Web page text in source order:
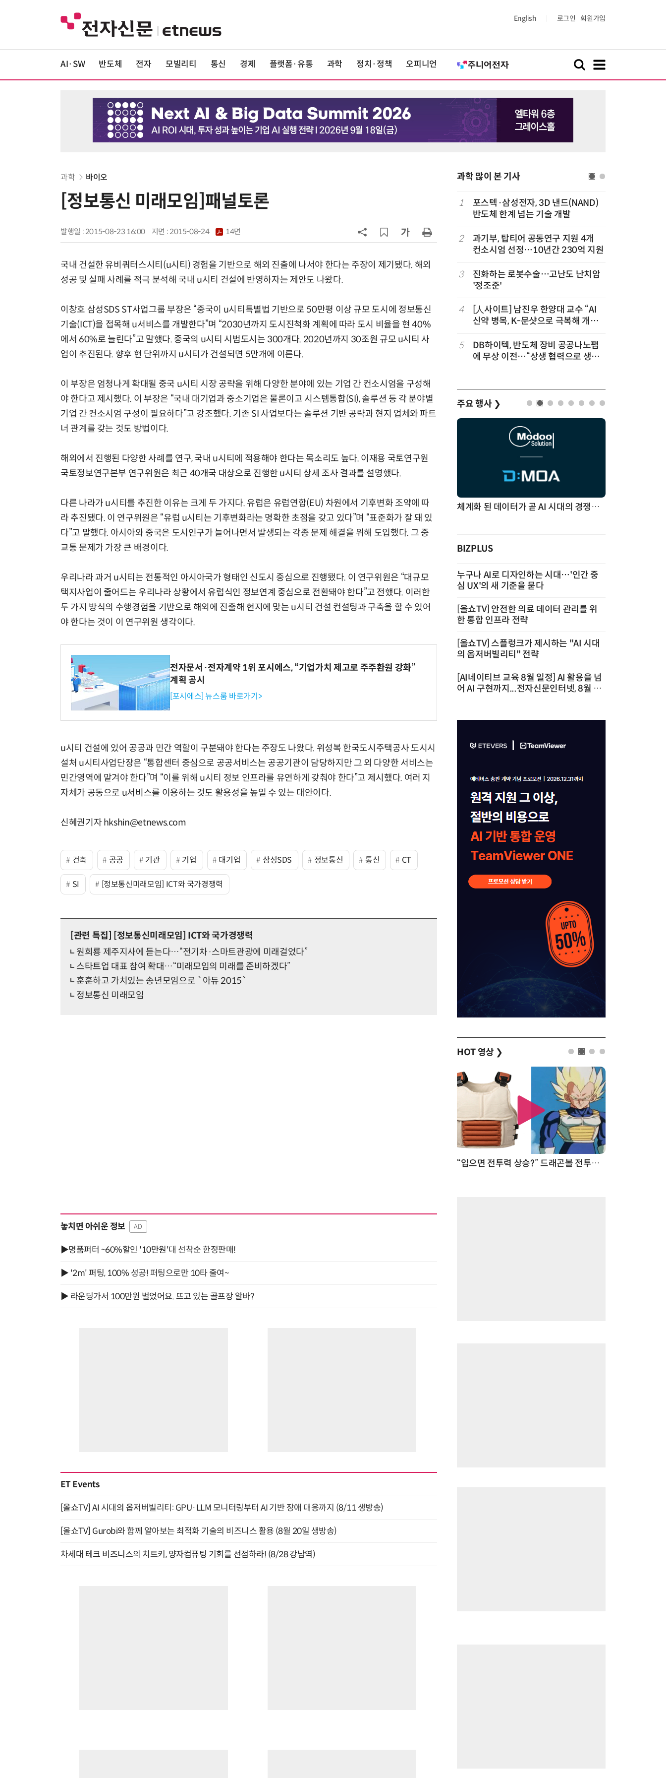
English 로그인 회원가입
AI·SW 반도체 전자 모빌리티 통신 경제 플랫폼·유통 과학 정치·정책 오피니언
과학 바이오
[정보통신 미래모임]패널토론
발행일 : 2015-08-23 16:00 지면 :2015-08-24 14면
국내 건설한 유비쿼터스시티(u시티) 경험을 기반으로 해외 진출에 나서야 한다는 주장이 제기됐다. 해외
성공 및 실패 사례를 적극 분석해 국내 u시티 건설에 반영하자는 제안도 나왔다.
이창호 삼성SDS ST사업그룹 부장은 “중국이 u시티특별법 기반으로 50만평 이상 규모 도시에 정보통신
기술(ICT)을 접목해 u서비스를 개발한다”며 “2030년까지 도시진척화 계획에 따라 도시 비율을 현 40%
에서 60%로 늘린다”고 말했다. 중국의 u시티 시범도시는 300개다. 2020년까지 30조원 규모 u시티 사
업이 추진된다. 향후 현 단위까지 u시티가 건설되면 5만개에 이른다.
이 부장은 엄청나게 확대될 중국 u시티 시장 공략을 위해 다양한 분야에 있는 기업 간 컨소시엄을 구성해
야 한다고 제시했다. 이 부장은 “국내 대기업과 중소기업은 물론이고 시스템통합(SI), 솔루션 등 각 분야별
기업 간 컨소시엄 구성이 필요하다”고 강조했다. 기존 SI 사업보다는 솔루션 기반 공략과 현지 업체와 파트
너 관계를 갖는 것도 방법이다.
해외에서 진행된 다양한 사례를 연구, 국내 u시티에 적용해야 한다는 목소리도 높다. 이재용 국토연구원
국토정보연구본부 연구위원은 최근 40개국 대상으로 진행한 u시티 상세 조사 결과를 설명했다.
다른 나라가 u시티를 추진한 이유는 크게 두 가지다. 유럽은 유럽연합(EU) 차원에서 기후변화 조약에 따
라 추진됐다. 이 연구위원은 “유럽 u시티는 기후변화라는 명확한 초점을 갖고 있다”며 “표준화가 잘 돼 있
다”고 말했다. 아시아와 중국은 도시인구가 늘어나면서 발생되는 각종 문제 해결을 위해 도입했다. 그 중
교통 문제가 가장 큰 배경이다.
우리나라 과거 u시티는 전통적인 아시아국가 형태인 신도시 중심으로 진행됐다. 이 연구위원은 “대규모
택지사업이 줄어드는 우리나라 상황에서 유럽식인 정보연계 중심으로 전환돼야 한다”고 전했다. 이러한
두 가지 방식의 수행경험을 기반으로 해외에 진출해 현지에 맞는 u시티 건설 컨설팅과 구축을 할 수 있어
야 한다는 것이 이 연구위원 생각이다.
전자문서·전자계약 1위 포시에스, “기업가치 제고로 주주환원 강화”
계획 공시
[포시에스] 뉴스룸 바로가기>
u시티 건설에 있어 공공과 민간 역할이 구분돼야 한다는 주장도 나왔다. 위성복 한국도시주택공사 도시시
설처 u시티사업단장은 “통합센터 중심으로 공공서비스는 공공기관이 담당하지만 그 외 다양한 서비스는
민간영역에 맡겨야 한다”며 “이를 위해 u시티 정보 인프라를 유연하게 갖춰야 한다”고 제시했다. 여러 지
자체가 공동으로 u서비스를 이용하는 것도 활용성을 높일 수 있는 대안이다.
신혜권기자 hkshin@etnews.com
건축 공공 기관 기업 대기업 삼성SDS 정보통신 통신 CT
SI [정보통신미래모임] ICT와 국가경쟁력
[관련 특집]
[정보통신미래모임] ICT와 국가경쟁력
원희룡 제주지사에 듣는다…“전기차·스마트관광에 미래걸었다”
스타트업 대표 참여 확대…“미래모임의 미래를 준비하겠다”
훈훈하고 가치있는 송년모임으로 `아듀 2015`
정보통신 미래모임
놓치면 아쉬운 정보 AD
▶명품퍼터 ~60%할인 '10만원'대 선착순 한정판매!
▶ '2m' 퍼팅, 100% 성공! 퍼팅으로만 10타 줄여~
▶ 라운딩가서 100만원 벌었어요. 뜨고 있는 골프장 알바?
ET Events
[올쇼TV] AI 시대의 옵저버빌리티: GPU·LLM 모니터링부터 AI 기반 장애 대응까지 (8/11 생방송)
[올쇼TV] Gurobi와 함께 알아보는 최적화 기술의 비즈니스 활용 (8월 20일 생방송)
차세대 테크 비즈니스의 치트키, 양자컴퓨팅 기회를 선점하라! (8/28 강남역)
과학 많이 본 기사
“내년 2기로 이어집니다”
“망막 찍자 심혈관 고위험 판정”…정
8
KIST, 기존 반도체 공정으로 전기·
빛 신호 한 번에 읽는 '광반도체 BCI
9
[르포]아이들이 직접 첨단 전자현미
경 다루며 과학원리 체득...과학체험
제공 '주니어닥터' 현장
10 다누리, 스페이스X 팰컨9 달 충돌 전
1
포스텍·삼성전자, 3D 낸드(NAND)
반도체 한계 넘는 기술 개발
2
과기부, 탑티어 공동연구 지원 4개
컨소시엄 선정…10년간 230억 지원
3
진화하는 로봇수술…고난도 난치암
'정조준'
4
[人사이트] 남진우 한양대 교수 “AI
신약 병목, K-문샷으로 극복해 개발
5
DB하이텍, 반도체 장비 공공나노팹
에 무상 이전…“상생 협력으로 생태
주요 행사 ❯
AI Native Enterprise를 지원하는 AI Ready Data 플랫폼 활용 전략 체계화 된 데이터가 곧 AI 시대의 경쟁력이다
BIZPLUS
누구나 AI로 디자인하는 시대…'인간 중
심 UX'의 새 기준을 묻다
[올쇼TV] 안전한 의료 데이터 관리를 위
한 통합 인프라 전략
[올쇼TV] 스플렁크가 제시하는 "AI 시대
의 옵저버빌리티" 전략
[AI네이티브 교육 8월 일정] AI 활용을 넘
어 AI 구현까지...전자신문인터넷, 8월 실
HOT 영상 ❯
“입으면 전투력 상승?” 드래곤볼 전투복 닮은 중량조끼